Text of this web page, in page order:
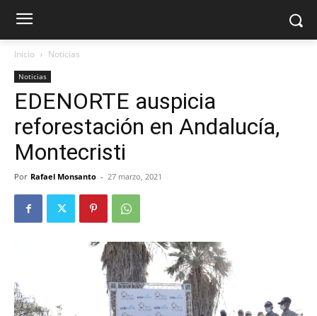
Inicio Noticias
Noticias
EDENORTE auspicia
reforestación en Andalucía,
Montecristi
Por Rafael Monsanto - 27 marzo, 2021